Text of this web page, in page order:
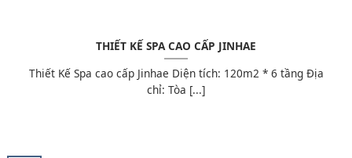
THIẾT KẾ SPA CAO CẤP JINHAE
Thiết Kế Spa cao cấp Jinhae Diện tích: 120m2 * 6 tầng Địa
chỉ: Tòa [...]